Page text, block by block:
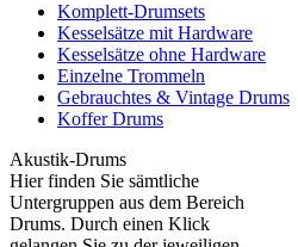
Komplett-Drumsets
Kesselsätze mit Hardware
Kesselsätze ohne Hardware
Einzelne Trommeln
Gebrauchtes & Vintage Drums
Koffer Drums
Akustik-Drums
Hier finden Sie sämtliche
Untergruppen aus dem Bereich
Drums. Durch einen Klick